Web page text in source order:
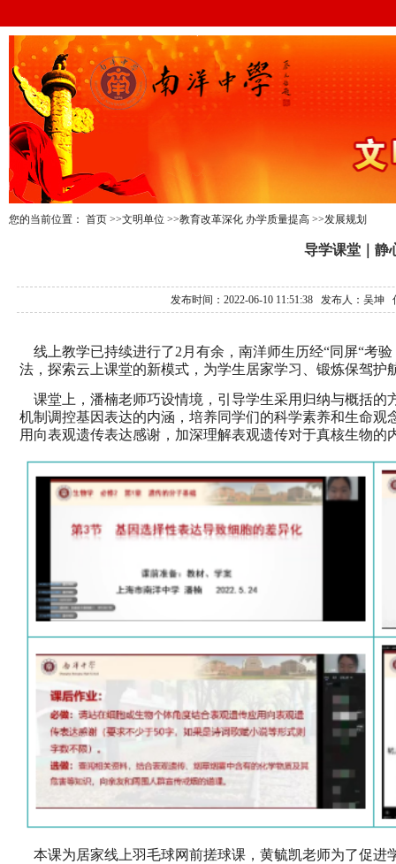
您的当前位置： 首页 >>文明单位 >>教育改革深化 办学质量提高 >>发展规划
导学课堂｜静
发布时间：2022-06-10 11:51:38 发布人：吴
线上教学已持续进行了2月有余，南洋师生历经“同屏“考
法，探索云上课堂的新模式，为学生居家学习、锻炼保驾护
课堂上，潘楠老师巧设情境，引导学生采用归纳与概括的
机制调控基因表达的内涵，培养同学们的科学素养和生命
用向表观遗传表达感谢，加深理解表观遗传对于真核生物的
本课为居家线上羽毛球网前搓球课， 黄毓凯老师为了促进